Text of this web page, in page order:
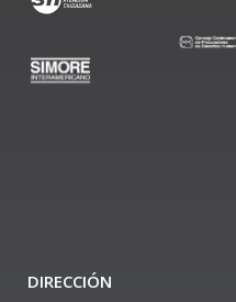
DIRECCIÓN